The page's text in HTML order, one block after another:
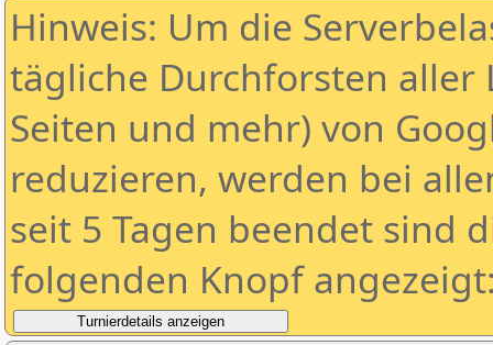
Hinweis: Um die
tägliche Durchforsten aller
Seiten und mehr) von
reduzieren, werden bei
seit 5 Tagen beendet sind
folgenden Knopf